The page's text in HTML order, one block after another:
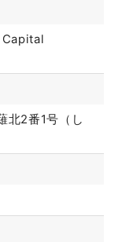
Capital
北2番1号（し